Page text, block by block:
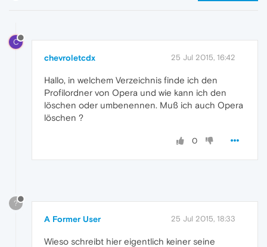
C
chevroletcdx 25 Jul 2015, 16:42
Hallo, in welchem Verzeichnis finde ich den
Profilordner von Opera und wie kann ich den
löschen oder umbenennen. Muß ich auch Opera
löschen ?
0
?
A Former User 25 Jul 2015, 18:33
Wieso schreibt hier eigentlich keiner seine